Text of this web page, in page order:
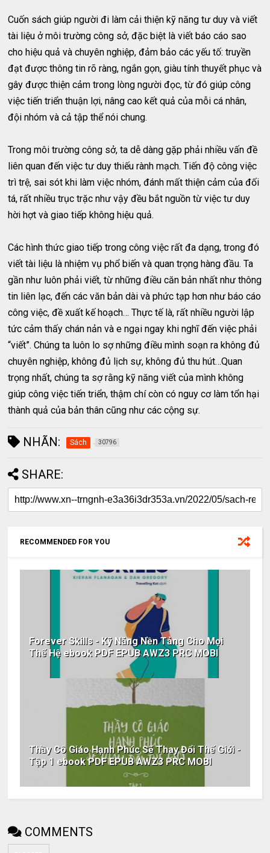
Cuốn sách giúp người đi làm cải thiện kỹ năng tư duy và viết
tài liệu ở môi trường công sở, đặc biệt là viết báo cáo sao
cho hiệu quả và chuyên nghiệp, đảm bảo các yếu tố: truyền
đạt được thông tin rõ ràng, ngắn gọn, giàu tính thuyết phục và
gây được thiện cảm trong lòng người đọc, từ đó giúp công
việc tiến triển thuận lợi, nâng cao kết quả của mỗi cá nhân,
đội nhóm và cả tập thể nói chung.
Trong môi trường công sở, ta dễ dàng gặp phải nhiều vấn đề
liên quan đến việc tư duy thiếu rành mạch. Tiến độ công việc
trì trệ, sai sót khi làm việc nhóm, đánh mất thiện cảm của đối
tá, rất nhiều trục trặc như vậy đều bắt nguồn từ việc tư duy
hời hợt và giao tiếp không hiệu quả.
Các hình thức giao tiếp trong công việc rất đa dạng, trong đó
viết tài liệu là nhiệm vụ phổ biến và quan trọng hàng đầu. Ta
gần như luôn phải viết, từ những điều căn bản nhất như thông
tin liên lạc, đến các văn bản dài và phức tạp hơn như báo cáo
công việc, đề xuất kế hoạch… Thực tế là, rất nhiều người lập
tức cảm thấy chán nản và e ngại ngay khi nghĩ đến việc phải
“viết”. Chúng ta luôn lo sợ những điều mình soạn ra không đủ
chuyên nghiệp, không đủ lịch sự, không đủ thu hút…Quan
trọng nhất, chúng ta sợ rằng kỹ năng viết của mình không
giúp công việc tiến triển, thậm chí còn có nguy cơ làm tổn hại
thành quả của bản thân cũng như các cộng sự.
NHÃN: Sách 30796
SHARE:
RECOMMENDED FOR YOU
Forever Skills - Kỹ Năng Nền Tảng Cho Mọi
Thế Hệ ebook PDF EPUB AWZ3 PRC MOBI
Thầy Cô Giáo Hạnh Phúc Sẽ Thay Đổi Thế Giới -
Tập 1 ebook PDF EPUB AWZ3 PRC MOBI
COMMENTS